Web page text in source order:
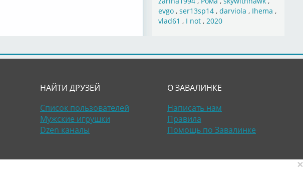
evgo, ser13sp14, darviola , Ihema ,
vlad61 , I not, 2020
НАЙТИ ДРУЗЕЙ
Список пользователей
Мужские игрушки
Dzen каналы
О ЗАВАЛИНКЕ
Написать нам
Правила
Помощь по Завалинке
×